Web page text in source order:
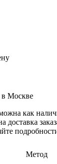
в Москве
как
доставка
Метод